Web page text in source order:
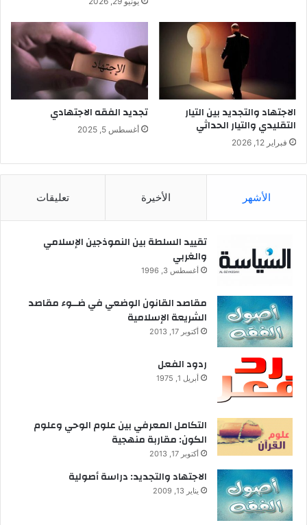
الخطير لهم نفس الخطورة، ولهم نفس الأهداف، حيث يهدد مذهبهم
هذا ليس فقط الدين والشريعة، بل أيضًا الاجتماع البشري والعمران.
فاللغة وعاء حضاري وضرورة اجتماعية ومنحة ربانية يجب الحفاظ
عليها والانطلاق منها.
وللحديث بقية…
اللغة
الاجتهاد والتجديد بين التيار
التقليدي والتيار الحداثي
فبراير 12, 2026
تجديد الفقه الاجتهادي
أغسطس 5, 2025
الأشهر الأخيرة تعليقات
تقييد السلطة بين النموذجين الإسلامي
والغربي
أغسطس 3, 1996
مقاصد القانون الوضعي في ضــوء مقاصد
الشريعة الإسلامية
أكتوبر 17, 2013
ردود الفعل
أبريل 1, 1975
التكامل المعرفي بين علوم الوحي وعلوم
الكون: مقاربة منهجية
أكتوبر 17, 2013
الاجتهاد والتجديد: دراسة أصولية
يناير 13, 2009